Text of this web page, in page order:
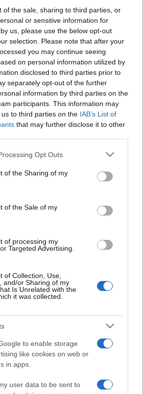
of the sale, sharing to third parties, or
or sensitive information for
us, please use the below opt-out
selection. Please note that after your
you may continue seeing
on personal information utilized by
disclosed to third parties prior to
separately opt-out of the further
information by third parties on the
participants. This information may
to third parties on the IAB’s List of
that may further disclose it to other
website/app uses one or more Google
or usage behaviour. You may click to
to Google and its third-party tags to
specified purposes in below Google
Opt Outs
of the Sharing of my
of the Sale of my
of processing my
Targeted Advertising.
of Collection, Use,
and/or Sharing of my
Is Unrelated with the
it was collected.
to enable storage
like cookies on web or
in apps.
user data to be sent to
is kapott az a gyűjtő, aki 140 ezer
az Erdélyi Szépmíves Céh
hatvan kötetét. És sikeresen célba
erdélyi tematikájú tétel is.
jutottak.Teleki József Hunyadiak
című, kilenc kötetes munkáját 230
a 200 ezer forintot.
Toba-e képregény igazi kuriózum
füzet 200 ezer forintos leütésig.
két dokumentumot többen
így aztán a 18 ezer forinton
kún kerületek váltságának első
című 1845-ös kiadvány 100 ezer
kún huszárezred 1859-1918 közötti
füzet 20 ezer forintról 55 ezerig
hogy két tételt védetté
Károly magyar király által 1917-ben
170 ezer forintért vittek el. Míg Dr.